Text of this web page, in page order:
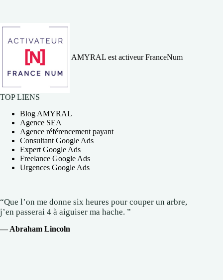
AMYRAL est activeur FranceNum
TOP LIENS
Blog AMYRAL
Agence SEA
Agence référencement payant
Consultant Google Ads
Expert Google Ads
Freelance Google Ads
Urgences Google Ads
“Que l’on me donne six heures pour couper un arbre,
j’en passerai 4 à aiguiser ma hache. ”
— Abraham Lincoln